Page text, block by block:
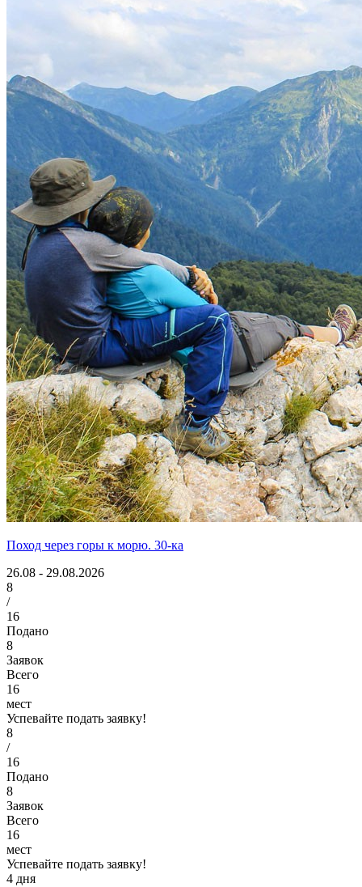
Поход через горы к морю. 30-ка
26.08 - 29.08.2026
8
/
16
Подано
8
Заявок
Всего
16
мест
Успевайте подать заявку!
8
/
16
Подано
8
Заявок
Всего
16
мест
Успевайте подать заявку!
4 дня